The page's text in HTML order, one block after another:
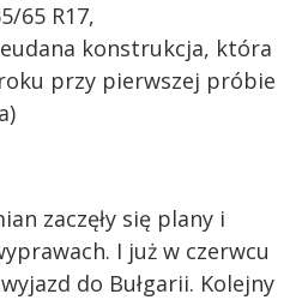
65 R17,
konstrukcja, która
przy pierwszej próbie
zaczęły się plany i
I już w czerwcu
do Bułgarii. Kolejny